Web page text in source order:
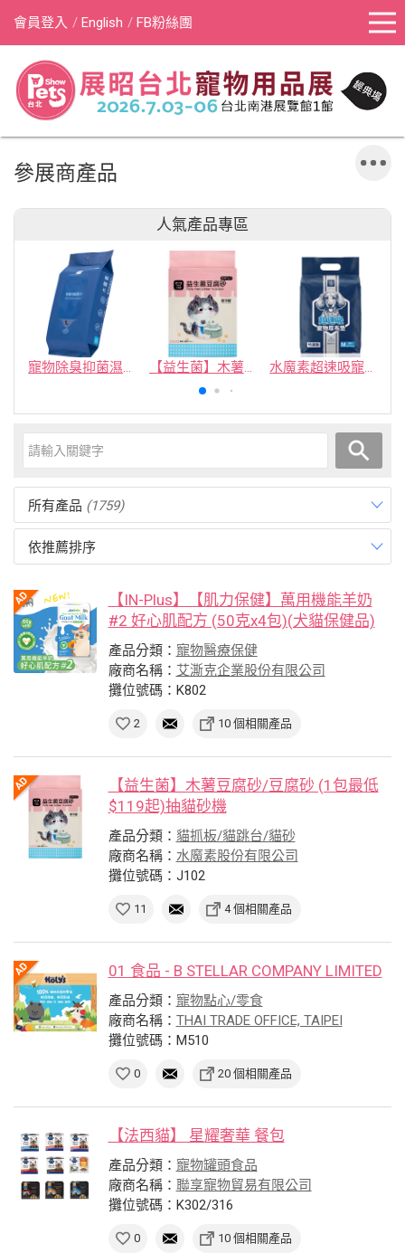
會員登入 English FB粉絲團
參展商產品
人氣產品專區
寵物除臭抑菌濕紙巾／30抽／無味【4包100】 【益生菌】木薯豆腐砂/豆腐砂 (1包最低$119起)抽貓砂機 水魔素超速吸寵物尿布墊買1送1
所有產品 (1759)
依推薦排序
【IN-Plus】【肌力保健】萬用機能羊奶
#2 好心肌配方 (50克x4包)(犬貓保健品)
產品分類： 寵物醫療保健
廠商名稱： 艾澌克企業股份有限公司
攤位號碼：K802
2 10 個相關產品
【益生菌】木薯豆腐砂/豆腐砂 (1包最低
$119起)抽貓砂機
產品分類： 貓抓板/貓跳台/貓砂
廠商名稱： 水魔素股份有限公司
攤位號碼：J102
11 4 個相關產品
01 食品 - B STELLAR COMPANY LIMITED
產品分類： 寵物點心/零食
廠商名稱： THAI TRADE OFFICE, TAIPEI
攤位號碼：M510
0 20 個相關產品
【法西貓】 星耀奢華 餐包
產品分類： 寵物罐頭食品
廠商名稱： 聯享寵物貿易有限公司
攤位號碼：K302/316
0 10 個相關產品